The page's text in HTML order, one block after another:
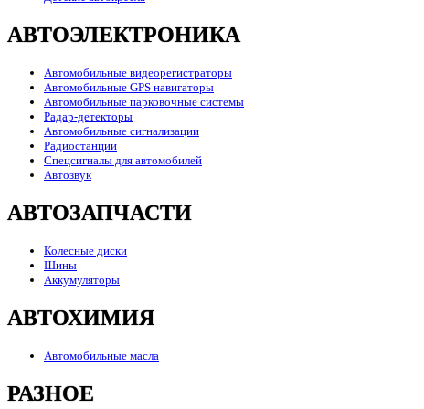
АВТОЭЛЕКТРОНИКА
Автомобильные видеорегистраторы
Автомобильные GPS навигаторы
Автомобильные парковочные системы
Радар-детекторы
Автомобильные сигнализации
Радиостанции
Спецсигналы для автомобилей
Автозвук
АВТОЗАПЧАСТИ
Колесные диски
Шины
Аккумуляторы
АВТОХИМИЯ
Автомобильные масла
РАЗНОЕ